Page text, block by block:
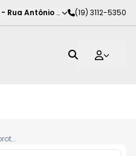
- Rua Antônio Rodrigues de
(19) 3112-5350
Coquetel Corote 500ml Limão